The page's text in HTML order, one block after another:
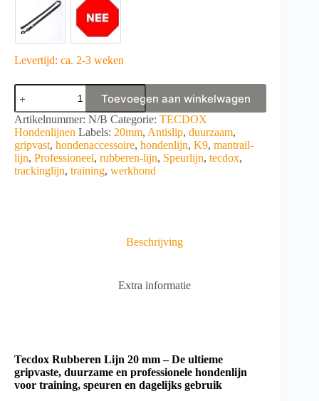
Levertijd: ca. 2-3 weken
Tecdox
Rubberen
Lijn
20
mm
aantal
Toevoegen aan winkelwagen
A
l
t
e
r
Artikelnummer: N/B Categorie: TECDOX
Hondenlijnen Labels: 20mm, Antislip, duurzaam,
gripvast, hondenaccessoire, hondenlijn, K9, mantrail-
lijn, Professioneel, rubberen-lijn, Speurlijn, tecdox,
trackinglijn, training, werkhond
Beschrijving
Extra informatie
Tecdox Rubberen Lijn 20 mm – De ultieme
gripvaste, duurzame en professionele hondenlijn
voor training, speuren en dagelijks gebruik